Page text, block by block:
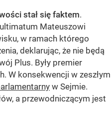
stał się faktem.
Mateuszowi
w ramach którego
deklarując, że nie będą
Plus. Były premier
W konsekwencji w zeszłym
w Sejmie.
a przewodniczącym jest